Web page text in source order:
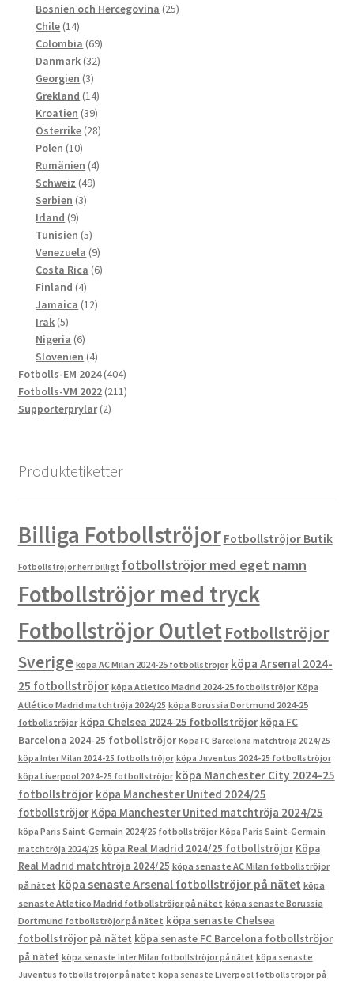
produkter
Bosnien och Hercegovina 2525
Chile 1414
produkter
Colombia 6969
produkter
Danmark 3232
Georgien 33
produkter
Grekland 1414
produkter
Kroatien 3939
produkter
Österrike 2828
Polen 1010
produkter
Rumänien 44
Schweiz 4949
Serbien 33
Irland 99
produkter
Tunisien 55
produkter
Venezuela 99
produkter
Costa Rica 66
Finland 44
produkter
Jamaica 1212
Irak 55
produkter
Nigeria 66
produkter
Slovenien 44
produkter
Fotbolls-EM 2024 404404
produkter
Fotbolls-VM 2022 211211
Supporterprylar 22
Produktetiketter
Billiga Fotbollströjor Fotbollströjor Butik
Fotbollströjor herr billigt fotbollströjor med eget namn
Fotbollströjor med tryck
Fotbollströjor OutletFotbollströjor
Sverige köpa AC Milan 2024-25 fotbollströjor köpa Arsenal 2024-
25 fotbollströjor köpa Atletico Madrid 2024-25 fotbollströjor Köpa
Atlético Madrid matchtröja 2024/25 köpa Borussia Dortmund 2024-25
fotbollströjor köpa Chelsea 2024-25 fotbollströjor köpa FC
Barcelona 2024-25 fotbollströjor Köpa FC Barcelona matchtröja 2024/25
köpa Inter Milan 2024-25 fotbollströjor köpa Juventus 2024-25 fotbollströjor
köpa Liverpool 2024-25 fotbollströjor köpa Manchester City 2024-25
fotbollströjor köpa Manchester United 2024/25
fotbollströjor Köpa Manchester United matchtröja 2024/25
köpa Paris Saint-Germain 2024/25 fotbollströjor Köpa Paris Saint-Germain
matchtröja 2024/25 köpa Real Madrid 2024/25 fotbollströjor Köpa
Real Madrid matchtröja 2024/25 köpa senaste AC Milan fotbollströjor
på nätet köpa senaste Arsenal fotbollströjor på nätet köpa
senaste Atletico Madrid fotbollströjor på nätet köpa senaste Borussia
Dortmund fotbollströjor på nätet köpa senaste Chelsea
fotbollströjor på nätet köpa senaste FC Barcelona fotbollströjor
på nätet köpa senaste Inter Milan fotbollströjor på nätet köpa senaste
Juventus fotbollströjor på nätet köpa senaste Liverpool fotbollströjor på